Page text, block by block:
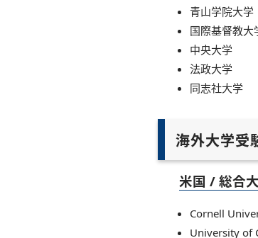
青山学院大学
国際基督教大
中央大学
法政大学
同志社大学
海外大学受
米国 / 総合
Cornell
University of